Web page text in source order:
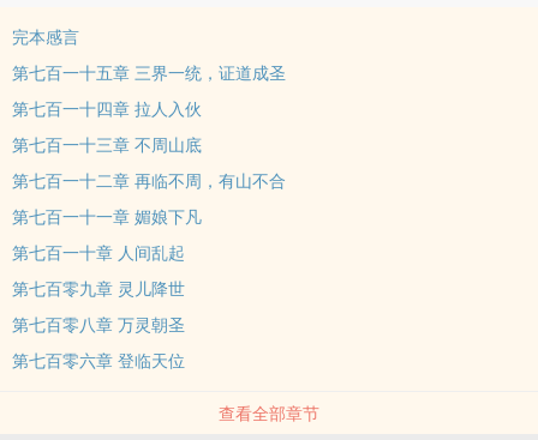
完本感言
第七百一十五章 三界一统，证道成圣
第七百一十四章 拉人入伙
第七百一十三章 不周山底
第七百一十二章 再临不周，有山不合
第七百一十一章 媚娘下凡
第七百一十章 人间乱起
第七百零九章 灵儿降世
第七百零八章 万灵朝圣
第七百零六章 登临天位
查看全部章节